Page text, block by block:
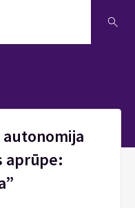
autonomija
aprūpe: